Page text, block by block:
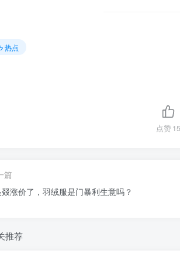
热点
点赞15
篇
叕涨价了，羽绒服是门暴利生意吗？
推荐